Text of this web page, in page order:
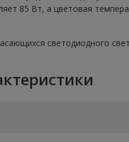
85 Вт, а цветовая
светодиодного